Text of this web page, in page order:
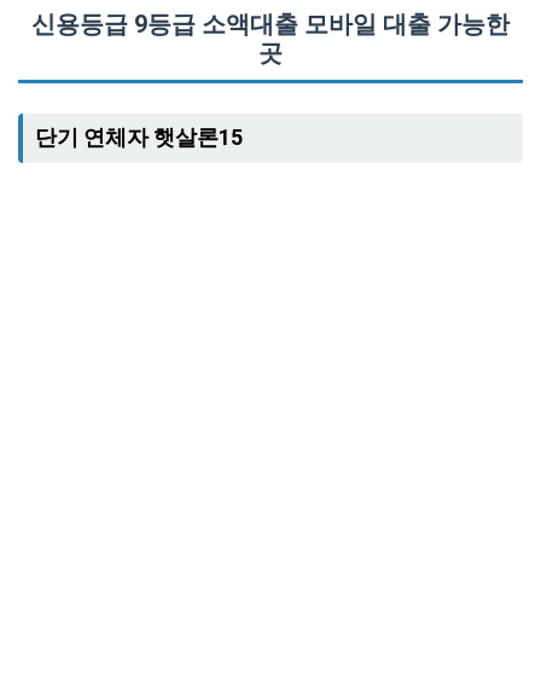
신용등급 9등급 소액대출 모바일 대출 가능한
곳
단기 연체자 햇살론15